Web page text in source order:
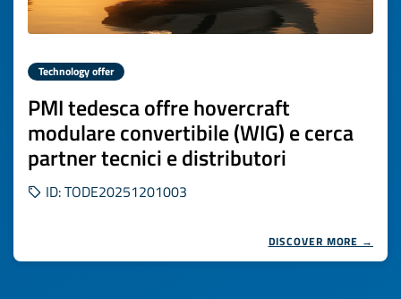
Technology offer
PMI tedesca offre hovercraft
modulare convertibile (WIG) e cerca
partner tecnici e distributori
ID: TODE20251201003
DISCOVER MORE →